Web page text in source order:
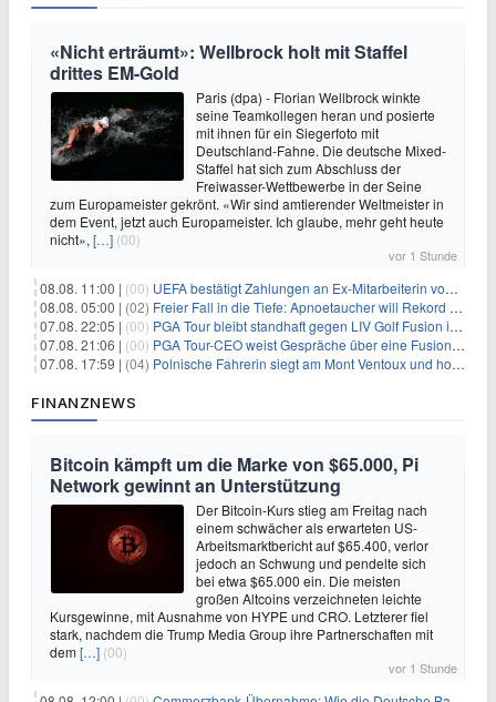
«Nicht erträumt»: Wellbrock holt mit Staffel
drittes EM-Gold
Paris (dpa) - Florian Wellbrock winkte
seine Teamkollegen heran und posierte
mit ihnen für ein Siegerfoto mit
Deutschland-Fahne. Die deutsche Mixed-
Staffel hat sich zum Abschluss der
Freiwasser-Wettbewerbe in der Seine
zum Europameister gekrönt. «Wir sind amtierender Weltmeister in
dem Event, jetzt auch Europameister. Ich glaube, mehr geht heute
nicht», […] (00)
vor 1 Stunde
08.08. 11:00 | (00) UEFA bestätigt Zahlungen an Ex-Mitarbeiterin von Infantino
08.08. 05:00 | (02) Freier Fall in die Tiefe: Apnoetaucher will Rekord brechen
07.08. 22:05 | (00) PGA Tour bleibt standhaft gegen LIV Golf Fusion in einem sich wandelnden Sportumfeld
07.08. 21:06 | (00) PGA Tour-CEO weist Gespräche über eine Fusion mit LIV Golf zurück und bekräftigt die Wettbewerbslandschaft
07.08. 17:59 | (04) Polnische Fahrerin siegt am Mont Ventoux und holt Tour-Gelb
FINANZNEWS
Bitcoin kämpft um die Marke von $65.000, Pi
Network gewinnt an Unterstützung
Der Bitcoin-Kurs stieg am Freitag nach
einem schwächer als erwarteten US-
Arbeitsmarktbericht auf $65.400, verlor
jedoch an Schwung und pendelte sich
bei etwa $65.000 ein. Die meisten
großen Altcoins verzeichneten leichte
Kursgewinne, mit Ausnahme von HYPE und CRO. Letzterer fiel
stark, nachdem die Trump Media Group ihre Partnerschaften mit
dem[…] (00)
vor 1 Stunde